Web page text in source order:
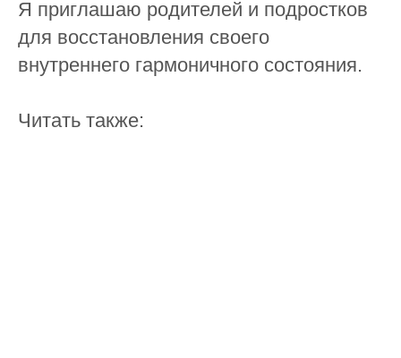
Я приглашаю родителей и подростков
для восстановления своего
внутреннего гармоничного состояния.
Читать также: